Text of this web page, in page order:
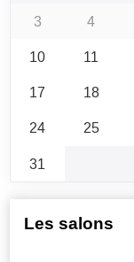
3
4
10
11
17
18
24
25
31
Les salons